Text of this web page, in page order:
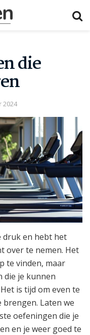
die
2024
druk en hebt het
over te nemen. Het
te vinden, maar
die je kunnen
is tijd om even te
Laten we
oefeningen die je
en je weer goed te